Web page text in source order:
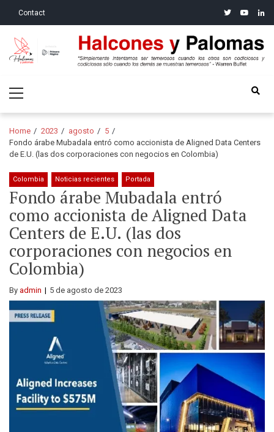
Contact twitteryoutube
Halcones y Palomas
Menu
Home 2023 agosto
5
Fondo árabe Mubadala entró como accionista de Aligned Data Centers
de E.U. (las dos corporaciones con negocios en Colombia)
Colombia Noticias recientes Portada
Fondo árabe Mubadala entró
como accionista de Aligned Data
Centers de E.U. (las dos
corporaciones con negocios en
Colombia)
By admin 5 de agosto de 2023